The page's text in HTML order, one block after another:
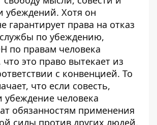
убеждений. Хотя он
гарантирует права на отказ
по убеждению,
по правам человека
это право вытекает из
с конвенцией. То
что если совесть,
убеждение человека
обязанностям применения
силы против других людей,